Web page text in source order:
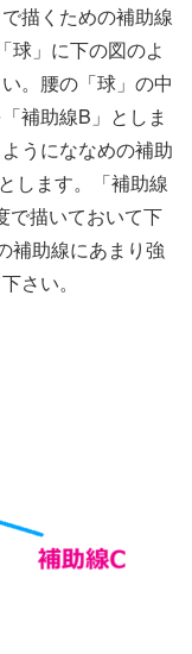
描くための補助線
球」に下の図のよ
。腰の「球」の中
補助線B」としま
うにななめの補助
します。「補助線
で描いておいて下
補助線にあまり強
さい。